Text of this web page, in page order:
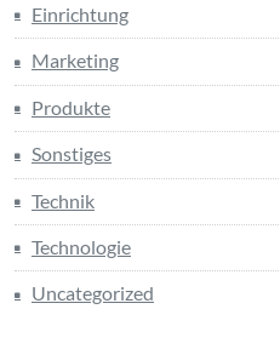
Einrichtung
Marketing
Produkte
Sonstiges
Technik
Technologie
Uncategorized